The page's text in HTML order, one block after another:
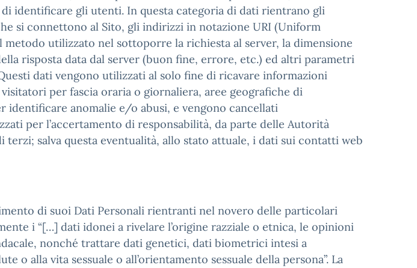
identificare gli utenti. In questa categoria di dati rientrano gli
si connettono al Sito, gli indirizzi in notazione URI (Uniform
utilizzato nel sottoporre la richiesta al server, la dimensione
risposta data dal server (buon fine, errore, etc.) ed altri parametri
dati vengono utilizzati al solo fine di ricavare informazioni
per fascia oraria o giornaliera, aree geografiche di
anomalie e/o abusi, e vengono cancellati
per l’accertamento di responsabilità, da parte delle Autorità
salva questa eventualità, allo stato attuale, i dati sui contatti web
di suoi Dati Personali rientranti nel novero delle particolari
i “[…] dati idonei a rivelare l’origine razziale o etnica, le opinioni
nonché trattare dati genetici, dati biometrici intesi a
alla vita sessuale o all’orientamento sessuale della persona”. La